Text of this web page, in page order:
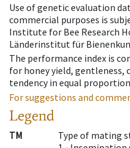
Use of genetic evaluation
commercial purposes is
Institute for Bee Research
Länderinstitut für
The performance index is
for honey yield, gentleness,
tendency in equal
For suggestions and
Legend
TM
Type of mating